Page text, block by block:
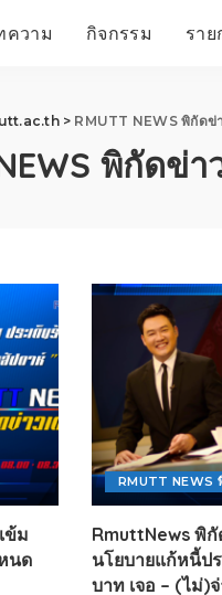
ร
สมัครงาน
ความ กิจกรรม รา
ม และ
BY
ก
ย
การศึกษา ศิลปะ
วัฒนธรรม
ชีวิตวัฒนธรรม
เพลินภาษานาน
RT Freshey
Tips for Trips
มรดกไทย
Pretty Proof
ENGLISH
ห้องประชุมสัม
> RMUTT NEWS พิกัดข่
พิกัดข่า
ข้ม
นด
RMUTT NEWS
RmuttNews พิกั
นโยบายแก้หนี้ป
บาท เจอ – (ไม่)